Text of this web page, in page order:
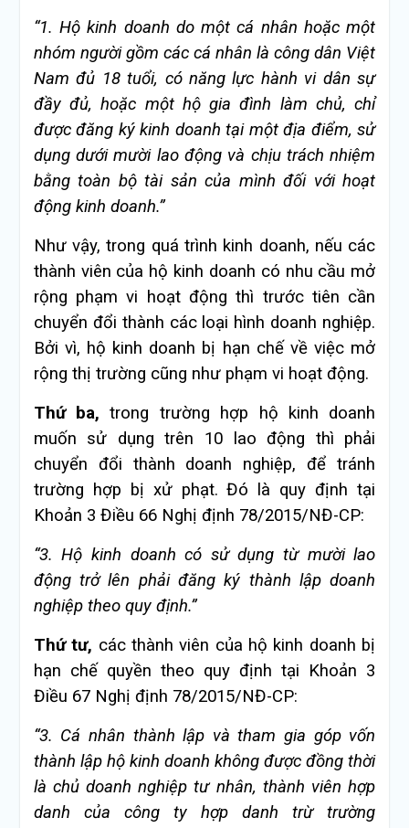
“1. Hộ kinh doanh do một cá nhân hoặc một
nhóm người gồm các cá nhân là công dân Việt
Nam đủ 18 tuổi, có năng lực hành vi dân sự
đầy đủ, hoặc một hộ gia đình làm chủ, chỉ
được đăng ký kinh doanh tại một địa điểm, sử
dụng dưới mười lao động và chịu trách nhiệm
bằng toàn bộ tài sản của mình đối với hoạt
động kinh doanh.”
Như vậy, trong quá trình kinh doanh, nếu các
thành viên của hộ kinh doanh có nhu cầu mở
rộng phạm vi hoạt động thì trước tiên cần
chuyển đổi thành các loại hình doanh nghiệp.
Bởi vì, hộ kinh doanh bị hạn chế về việc mở
rộng thị trường cũng như phạm vi hoạt động.
Thứ ba, trong trường hợp hộ kinh doanh
muốn sử dụng trên 10 lao động thì phải
chuyển đổi thành doanh nghiệp, để tránh
trường hợp bị xử phạt. Đó là quy định tại
Khoản 3 Điều 66 Nghị định 78/2015/NĐ-CP:
“3. Hộ kinh doanh có sử dụng từ mười lao
động trở lên phải đăng ký thành lập doanh
nghiệp theo quy định.”
Thứ tư, các thành viên của hộ kinh doanh bị
hạn chế quyền theo quy định tại Khoản 3
Điều 67 Nghị định 78/2015/NĐ-CP:
“3. Cá nhân thành lập và tham gia góp vốn
thành lập hộ kinh doanh không được đồng thời
là chủ doanh nghiệp tư nhân, thành viên hợp
danh của công ty hợp danh trừ trường